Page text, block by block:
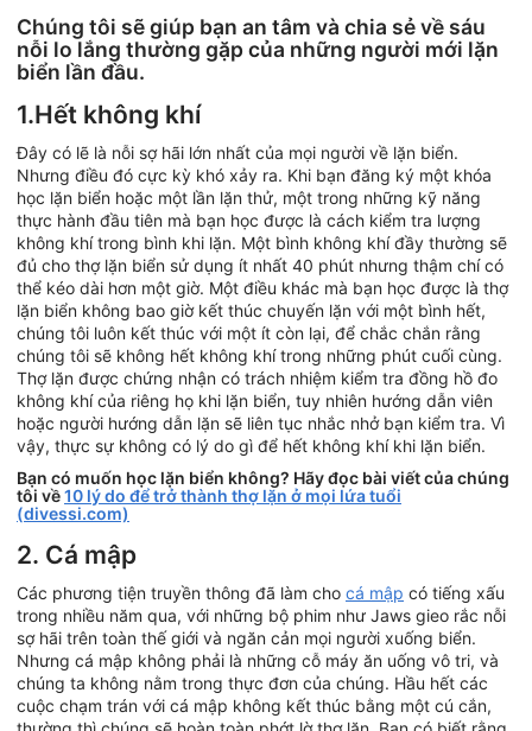
Chúng tôi sẽ giúp bạn an tâm và chia sẻ về sáu
nỗi lo lắng thường gặp của những người mới lặn
biển lần đầu.
1.Hết không khí
Đây có lẽ là nỗi sợ hãi lớn nhất của mọi người về lặn biển.
Nhưng điều đó cực kỳ khó xảy ra. Khi bạn đăng ký một khóa
học lặn biển hoặc một lần lặn thử, một trong những kỹ năng
thực hành đầu tiên mà bạn học được là cách kiểm tra lượng
không khí trong bình khi lặn. Một bình không khí đầy thường sẽ
đủ cho thợ lặn biển sử dụng ít nhất 40 phút nhưng thậm chí có
thể kéo dài hơn một giờ. Một điều khác mà bạn học được là thợ
lặn biển không bao giờ kết thúc chuyến lặn với một bình hết,
chúng tôi luôn kết thúc với một ít còn lại, để chắc chắn rằng
chúng tôi sẽ không hết không khí trong những phút cuối cùng.
Thợ lặn được chứng nhận có trách nhiệm kiểm tra đồng hồ đo
không khí của riêng họ khi lặn biển, tuy nhiên hướng dẫn viên
hoặc người hướng dẫn lặn sẽ liên tục nhắc nhở bạn kiểm tra. Vì
vậy, thực sự không có lý do gì để hết không khí khi lặn biển.
Bạn có muốn học lặn biển không? Hãy đọc bài viết của chúng
tôi về10 lý do để trở thành thợ lặn ở mọi lứa tuổi
(divessi.com)
2. Cá mập
Các phương tiện truyền thông đã làm cho cá mập có tiếng xấu
trong nhiều năm qua, với những bộ phim như Jaws gieo rắc nỗi
sợ hãi trên toàn thế giới và ngăn cản mọi người xuống biển.
Nhưng cá mập không phải là những cỗ máy ăn uống vô tri, và
chúng ta không nằm trong thực đơn của chúng. Hầu hết các
cuộc chạm trán với cá mập không kết thúc bằng một cú cắn,